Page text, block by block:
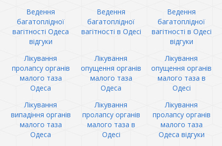
Ведення
багатоплідної
вагітності Одеса
відгуки
Ведення
багатоплідної
вагітності в Одесі
Ведення
багатоплідної
вагітності в Одесі
відгуки
Лікування
пролапсу органів
малого таза
Одеса
Лікування
опущення органів
малого таза
Одеса
Лікування
опущення органів
малого таза в
Одесі
Лікування
випадіння органів
малого таза
Одеса
Лікування
пролапсу органів
малого таза в
Одесі
Лікування
пролапсу органів
малого таза
Одеса відгуки